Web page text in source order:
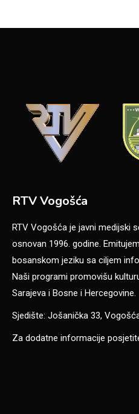
RTV Vogošća
RTV Vogošća je javni medijski
osnovan 1996. godine.
bosanskom jeziku sa ciljem
Naši programi promovišu
Sarajeva i Bosne i Hercegovine.
Sjedište: Jošanička 33,
Za dodatne informacije